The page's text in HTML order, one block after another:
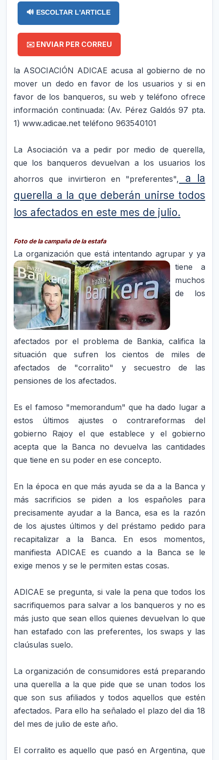
🔊 ESCOLTAR L'ARTICLE
✉️ ENVIAR PER CORREU
la ASOCIACIÓN ADICAE acusa al gobierno de no
mover un dedo en favor de los usuarios y si en
favor de los banqueros, su web y teléfono ofrece
información continuada: (Av. Pérez Galdós 97 pta.
1) www.adicae.net teléfono 963540101
La Asociación va a pedir por medio de querella,
que los banqueros devuelvan a los usuarios los
ahorros que invirtieron en "preferentes",
a la
querella a la que deberán unirse todos
los afectados en este mes de julio.
Foto de la campaña de la estafa
La organización que está intentando agrupar y ya
tiene a
muchos
de los
afectados por el problema de Bankia, califica la
situación que sufren los cientos de miles de
afectados de "corralito" y secuestro de las
pensiones de los afectados.
Es el famoso "memorandum" que ha dado lugar a
estos últimos ajustes o contrareformas del
gobierno Rajoy el que establece y el gobierno
acepta que la Banca no devuelva las cantidades
que tiene en su poder en ese concepto.
En la época en que más ayuda se da a la Banca y
más sacrificios se piden a los españoles para
precisamente ayudar a la Banca, esa es la razón
de los ajustes últimos y del préstamo pedido para
recapitalizar a la Banca. En esos momentos,
manifiesta ADICAE es cuando a la Banca se le
exige menos y se le permiten estas cosas.
ADICAE se pregunta, si vale la pena que todos los
sacrifiquemos para salvar a los banqueros y no es
más justo que sean ellos quienes devuelvan lo que
han estafado con las preferentes, los swaps y las
claúsulas suelo.
La organización de consumidores está preparando
una querella a la que pide que se unan todos los
que son sus afiliados y todos aquellos que estén
afectados. Para ello ha señalado el plazo del dia 18
del mes de julio de este año.
El corralito es aquello que pasó en Argentina, que